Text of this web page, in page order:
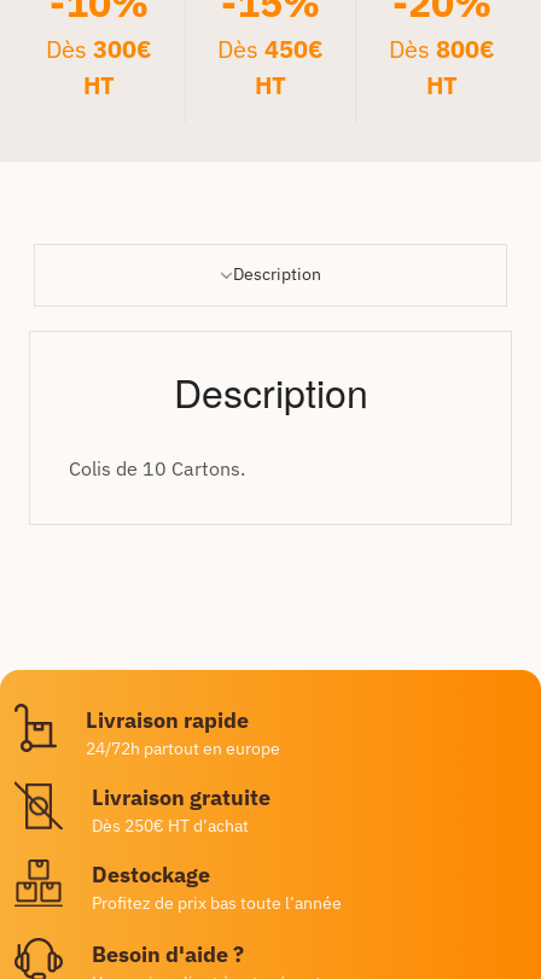
Dès300€
HT
Dès 450€
HT
Dès 800€
HT
Description
Description
Colis de 10 Cartons.
Livraison rapide
24/72h partout en europe
Livraison gratuite
Dès 250€ HT d’achat
Destockage
Profitez de prix bas toute l’année
Besoin d'aide ?